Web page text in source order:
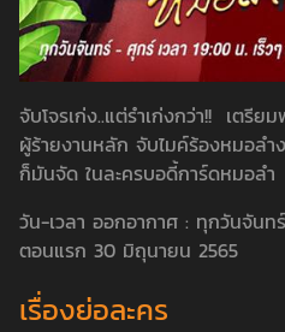
จับโจรเก่ง..แต่รำเก่งกว่า!! เตรี
ผู้ร้ายงานหลัก จับไมค์ร้องหมอล
ก็มันจัด ในละครบอดี้การ์ดหมอลำ
วัน-เวลา ออกอากาศ : ทุกวันจันท
ตอนแรก 30 มิถุนายน 2565
เรื่องย่อละคร